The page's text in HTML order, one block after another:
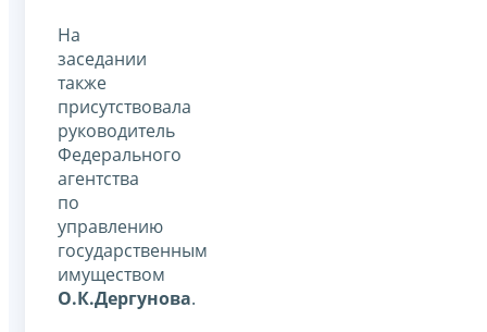
На
заседании
также
присутствовала
руководитель
Федерального
агентства
по
управлению
государственным
имуществом
О.К.Дергунова.